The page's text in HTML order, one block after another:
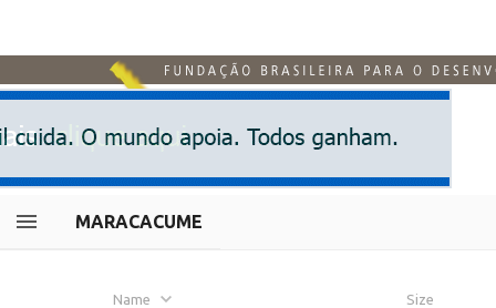
MARACACUME
Name Size